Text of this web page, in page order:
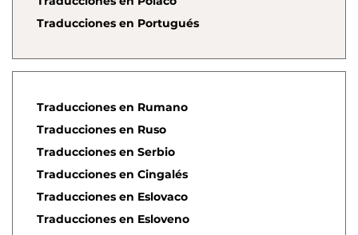
Traducciones en Portugués
Traducciones en Rumano
Traducciones en Ruso
Traducciones en Serbio
Traducciones en Cingalés
Traducciones en Eslovaco
Traducciones en Esloveno